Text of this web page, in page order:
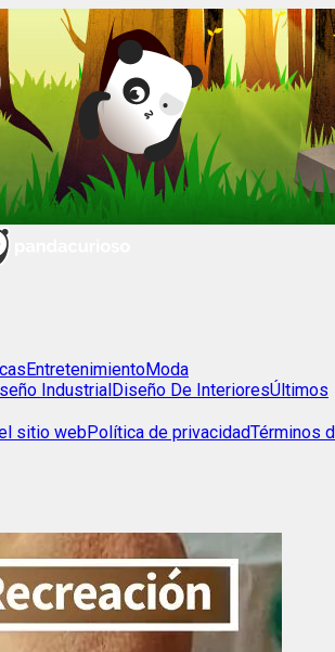
EntretenimientoModa
IndustrialDiseño De InterioresÚltimos
sitio webPolítica de privacidadTérminos